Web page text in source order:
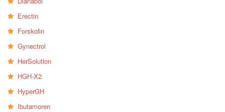
Erectin
Forskolin
Gynectrol
HerSolution
HGH-X2
HyperGH
Ibutamoren